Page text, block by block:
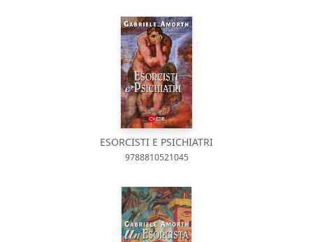
ESORCISTI E PSICHIATRI
9788810521045